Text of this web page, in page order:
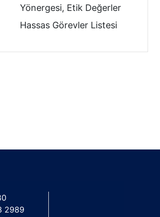
Yönergesi, Etik Değerler
Hassas Görevler Listesi
2989